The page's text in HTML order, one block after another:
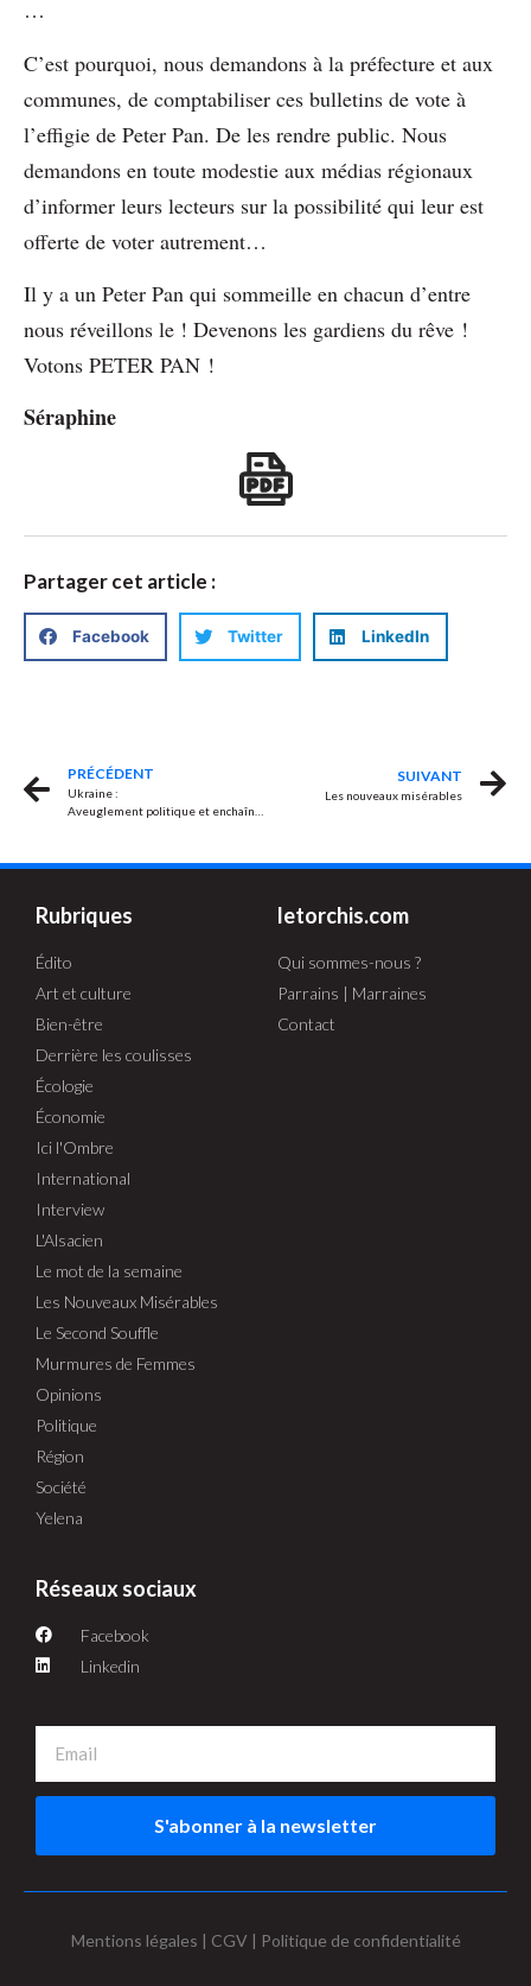
…
C’est pourquoi, nous demandons à la préfecture et aux
communes, de comptabiliser ces bulletins de vote à
l’effigie de Peter Pan. De les rendre public. Nous
demandons en toute modestie aux médias régionaux
d’informer leurs lecteurs sur la possibilité qui leur est
offerte de voter autrement…
Il y a un Peter Pan qui sommeille en chacun d’entre
nous réveillons le ! Devenons les gardiens du rêve !
Votons PETER PAN !
Séraphine
Partager cet article :
Facebook Twitter LinkedIn
PRÉCÉDENT
Ukraine :
Aveuglement politique et enchaînement militaire
SUIVANT
Les nouveaux misérables
Rubriques
Édito
Art et culture
Bien-être
Derrière les coulisses
Écologie
Économie
Ici l'Ombre
International
Interview
L'Alsacien
Le mot de la semaine
Les Nouveaux Misérables
Le Second Souffle
Murmures de Femmes
Opinions
Politique
Région
Société
Yelena
letorchis.com
Qui sommes-nous ?
Parrains | Marraines
Contact
Réseaux sociaux
Facebook
Linkedin
S'abonner à la newsletter
Mentions légales | CGV | Politique de confidentialité